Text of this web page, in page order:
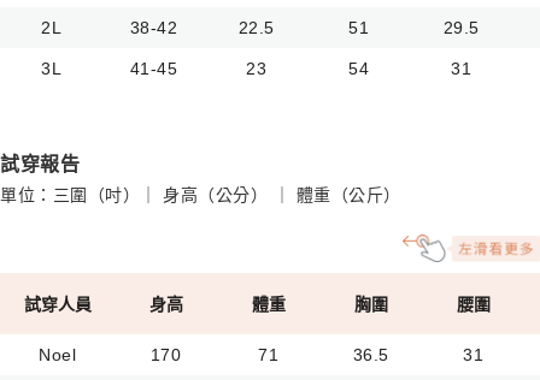
2L 38-42 22.5 51 29.5
3L 41-45 23 54 31
試穿報告
單位：三圍（吋）｜ 身高（公分） ｜ 體重（公斤）
試穿人員 身高 體重 胸圍 腰圍
Noel 170 71 36.5 31